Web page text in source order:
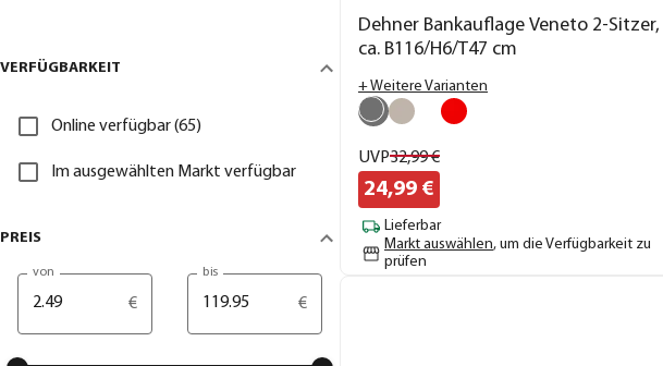
VERFÜGBARKEIT
Online verfügbar (65)
Im ausgewählten Markt verfügbar
PREIS
von
€
bis
€
Dehner Bankauflage Veneto 2-Sitzer,
ca. B116/H6/T47 cm
+ Weitere Varianten
UVP32,99€
24,99 €
Lieferbar
Markt auswählen, um die Verfügbarkeit zu
prüfen